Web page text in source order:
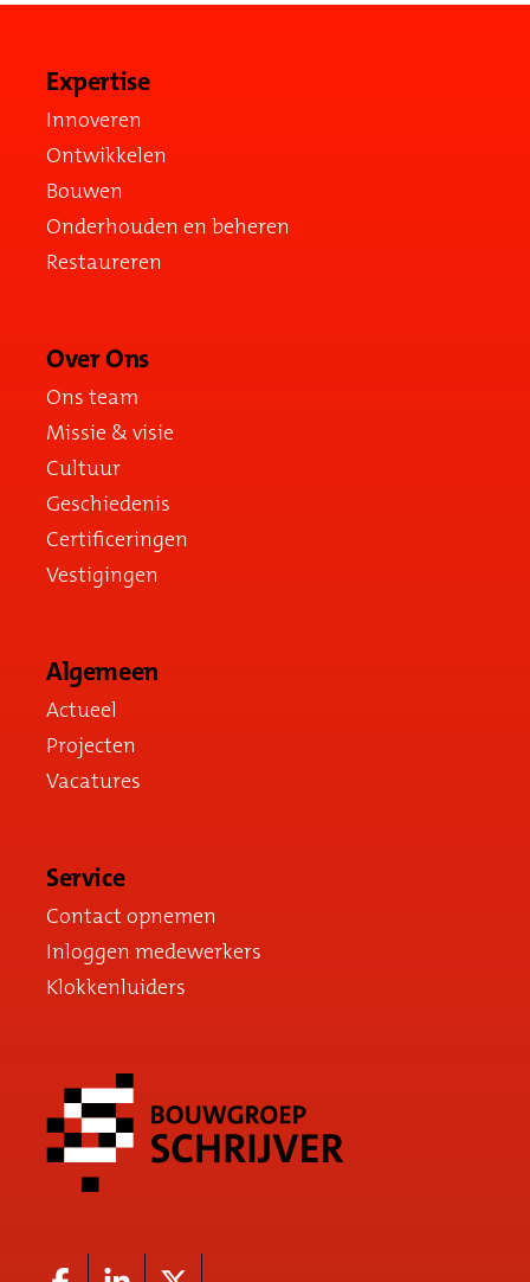
Expertise
Innoveren
Ontwikkelen
Bouwen
Onderhouden en beheren
Restaureren
Over Ons
Ons team
Missie & visie
Cultuur
Geschiedenis
Certificeringen
Vestigingen
Algemeen
Actueel
Projecten
Vacatures
Service
Contact opnemen
Inloggen medewerkers
Klokkenluiders